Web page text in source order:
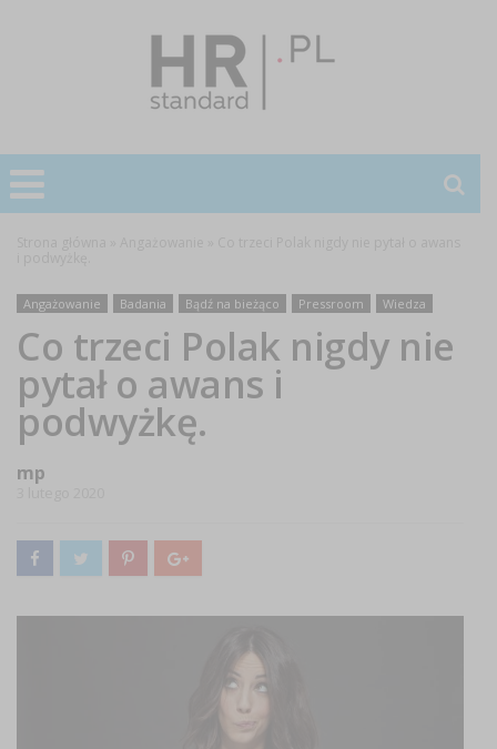
Angażowanie Badania Bądź na bieżąco Pressroom Wiedza
Co trzeci Polak nigdy nie
pytał o awans i
podwyżkę.
mp